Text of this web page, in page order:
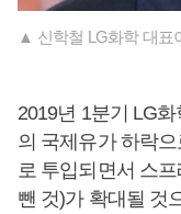
▲ 신학철 LG화학 대표
2019년 1분기 LG
의 국제유가 하락
로 투입되면서 스
뺀 것)가 확대될 것